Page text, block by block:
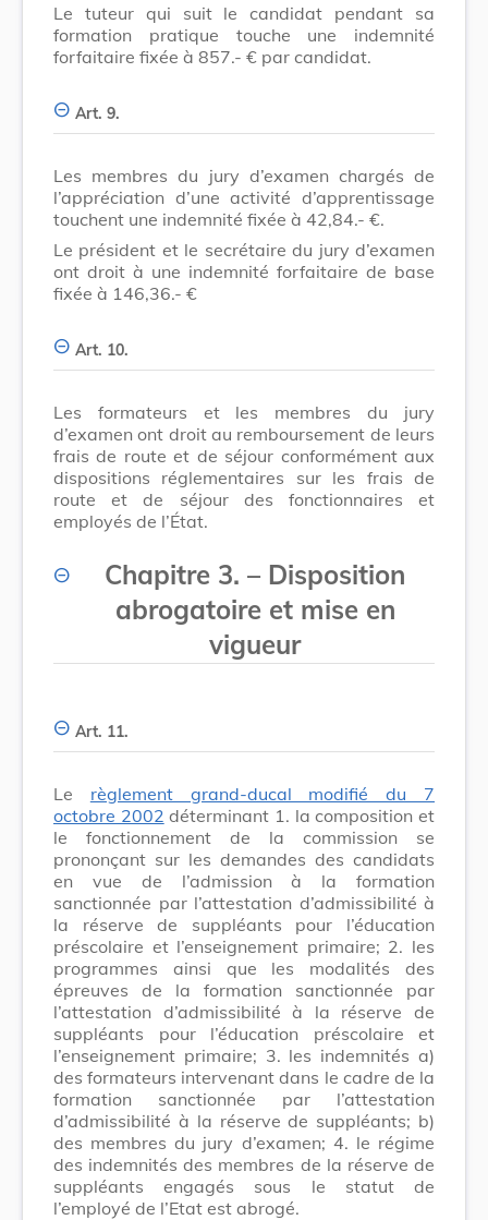
Le tuteur qui suit le candidat pendant sa
formation pratique touche une indemnité
forfaitaire fixée à 857.- € par candidat.
Art. 9.
Les membres du jury d’examen chargés de
l’appréciation d’une activité d’apprentissage
touchent une indemnité fixée à 42,84.- €.
Le président et le secrétaire du jury d’examen
ont droit à une indemnité forfaitaire de base
fixée à 146,36.- €
Art. 10.
Les formateurs et les membres du jury
d’examen ont droit au remboursement de leurs
frais de route et de séjour conformément aux
dispositions réglementaires sur les frais de
route et de séjour des fonctionnaires et
employés de l’État.
Chapitre 3. – Disposition
abrogatoire et mise en
vigueur
Art. 11.
Le règlement grand-ducal modifié du 7
octobre 2002 déterminant 1. la composition et
le fonctionnement de la commission se
prononçant sur les demandes des candidats
en vue de l’admission à la formation
sanctionnée par l’attestation d’admissibilité à
la réserve de suppléants pour l’éducation
préscolaire et l’enseignement primaire; 2. les
programmes ainsi que les modalités des
épreuves de la formation sanctionnée par
l’attestation d’admissibilité à la réserve de
suppléants pour l’éducation préscolaire et
l’enseignement primaire; 3. les indemnités a)
des formateurs intervenant dans le cadre de la
formation sanctionnée par l’attestation
d’admissibilité à la réserve de suppléants; b)
des membres du jury d’examen; 4. le régime
des indemnités des membres de la réserve de
suppléants engagés sous le statut de
l’employé de l’Etat est abrogé.